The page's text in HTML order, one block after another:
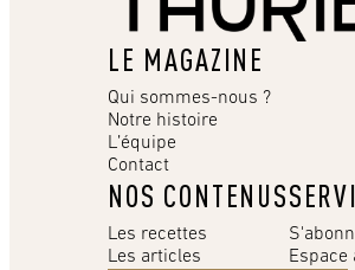
LE MAGAZINE
Qui sommes-nous ?
Notre histoire
L’équipe
Contact
NOS CONTENUS
Les recettes
Les articles
Espace